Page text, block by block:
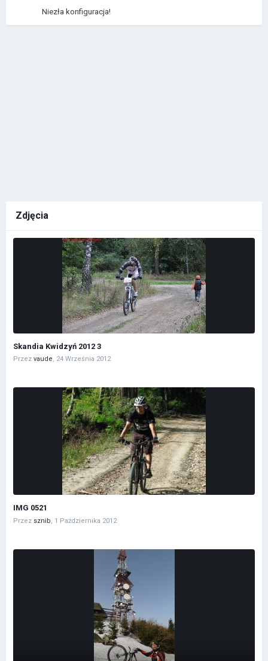
Niezła konfiguracja!
Zdjęcia
Skandia Kwidzyń 2012 3
Przez vaude, 24 Września 2012
IMG 0521
Przez sznib, 1 Października 2012